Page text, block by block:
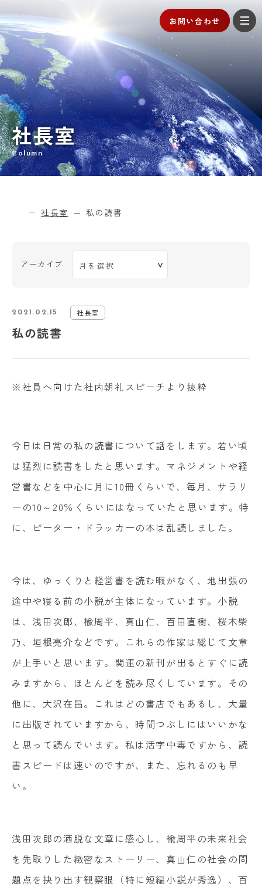
お問い合わせ
社長室
Column
社長室 私の読書
アーカイブ
2021.02.15 社長室
私の読書
※社員へ向けた社内朝礼スピーチより抜粋
今日は日常の私の読書について話をします。若い頃
は猛烈に読書をしたと思います。マネジメントや経
営書などを中心に月に10冊くらいで、毎月、サラリ
ーの10～20％くらいにはなっていたと思います。特
に、ピーター・ドラッカーの本は乱読しました。
今は、ゆっくりと経営書を読む暇がなく、地出張の
途中や寝る前の小説が主体になっています。小説
は、浅田次郎、楡周平、真山仁、百田直樹、桜木柴
乃、垣根亮介などです。これらの作家は総じて文章
が上手いと思います。関連の新刊が出るとすぐに読
みますから、ほとんどを読み尽くしています。その
他に、大沢在昌。これはどの書店でもあるし、大量
に出版されていますから、時間つぶしにはいいかな
と思って読んでいます。私は活字中毒ですから、読
書スピードは速いのですが、また、忘れるのも早
い。
浅田次郎の洒脱な文章に感心し、楡周平の未来社会
を先取りした緻密なストーリー、真山仁の社会の問
題点を抉り出す観察眼（特に短編小説が秀逸）、百